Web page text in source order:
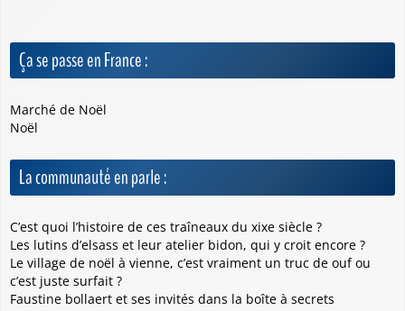
Ça se passe en France :
Marché de Noël
Noël
La communauté en parle :
C’est quoi l’histoire de ces traîneaux du xixe siècle ?
Les lutins d’elsass et leur atelier bidon, qui y croit encore ?
Le village de noël à vienne, c’est vraiment un truc de ouf ou
c’est juste surfait ?
Faustine bollaert et ses invités dans la boîte à secrets